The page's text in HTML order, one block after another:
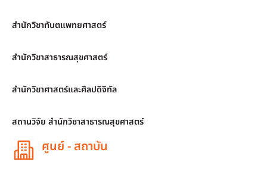
สำนักวิชาทันตแพทยศาสตร์
สำนักวิชาสาธารณสุขศาสตร์
สำนักวิชาศาสตร์และศิลปดิจิทัล
สถานวิจัย สำนักวิชาสาธารณสุขศาสตร์
ศูนย์ - สถาบัน